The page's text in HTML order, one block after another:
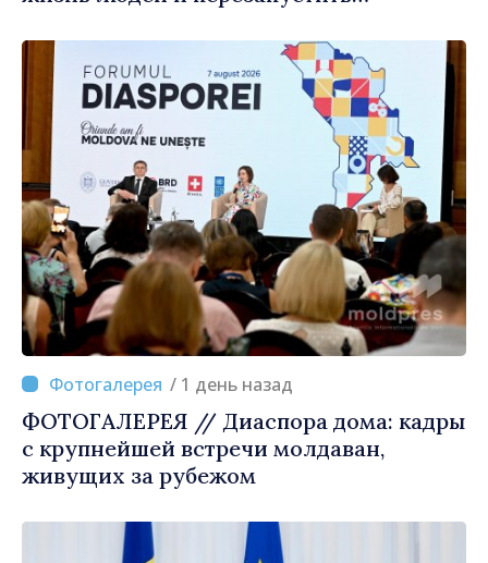
/ 1 день назад
ФОТОГАЛЕРЕЯ // Диаспора дома: кадры
с крупнейшей встречи молдаван,
живущих за рубежом